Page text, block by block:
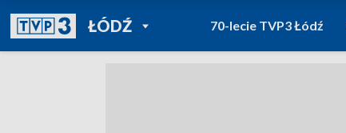
ŁÓDŹPOWRÓT DO
TVP REGIONY
70-lecie TVP3 Łódź